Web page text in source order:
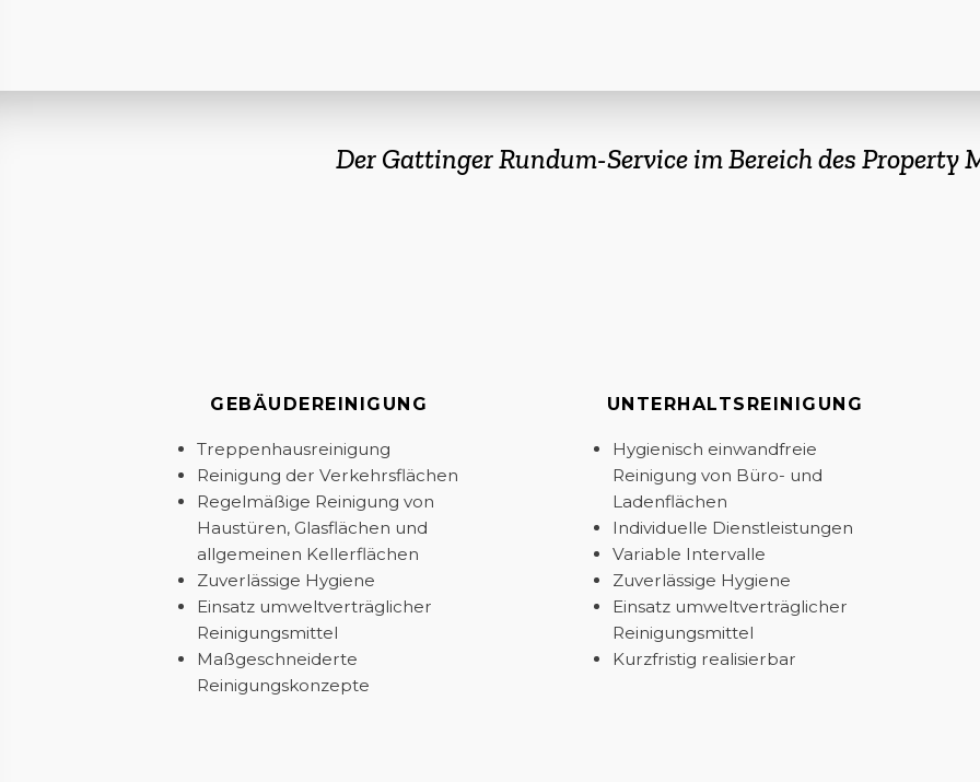
Der Gattinger Rundum-Service im Bereich des Property
GEBÄUDE­REINIGUNG
Treppenhausreinigung
Reinigung der Verkehrsflächen
Regelmäßige Reinigung von
Haustüren, Glasflächen und
allgemeinen Kellerflächen
Zuverlässige Hygiene
Einsatz umweltverträglicher
Reinigungsmittel
Maßgeschneiderte
Reinigungskonzepte
UNTERHALTS­REINIGUNG
Hygienisch einwandfreie
Reinigung von Büro- und
Ladenflächen
Individuelle Dienstleistungen
Variable Intervalle
Zuverlässige Hygiene
Einsatz umweltverträglicher
Reinigungsmittel
Kurzfristig realisierbar